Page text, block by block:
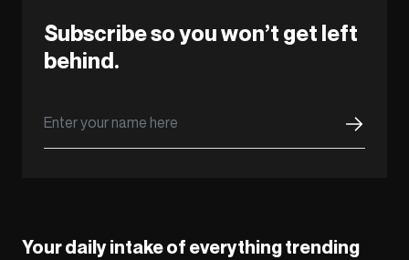
Subscribe so you won’t get left
behind.
Your daily intake of everything trending